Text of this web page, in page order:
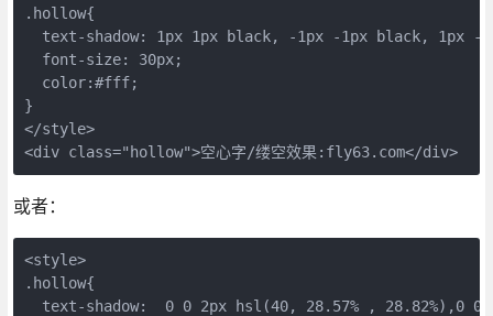
.hollow{
text-shadow: 1px 1px black, -1px -1px black, 1px -
  font-size: 30px;
  color:#fff;
}
</style>
<div class="hollow">空心字/缕空效果:fly63.com</div>
或者：
<style>
.hollow{
text-shadow:  0 0 2px hsl(40, 28.57% ,